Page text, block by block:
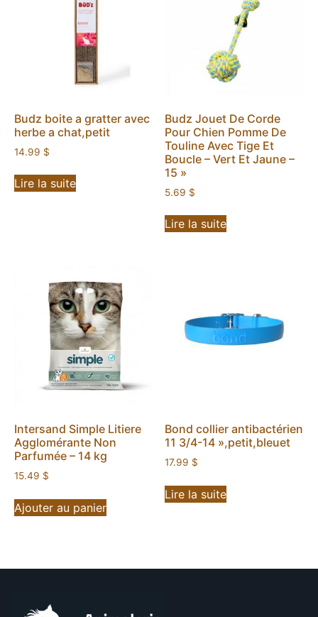
Budz boite a gratter avec
herbe a chat,petit
14.99 $
Lire la suite
Budz Jouet De Corde
Pour Chien Pomme De
Touline Avec Tige Et
Boucle – Vert Et Jaune –
15 »
5.69 $
Lire la suite
Intersand Simple Litiere
Agglomérante Non
Parfumée – 14 kg
15.49 $
Ajouter au panier
Bond collier antibactérien
11 3/4-14 »,petit,bleuet
17.99 $
Lire la suite